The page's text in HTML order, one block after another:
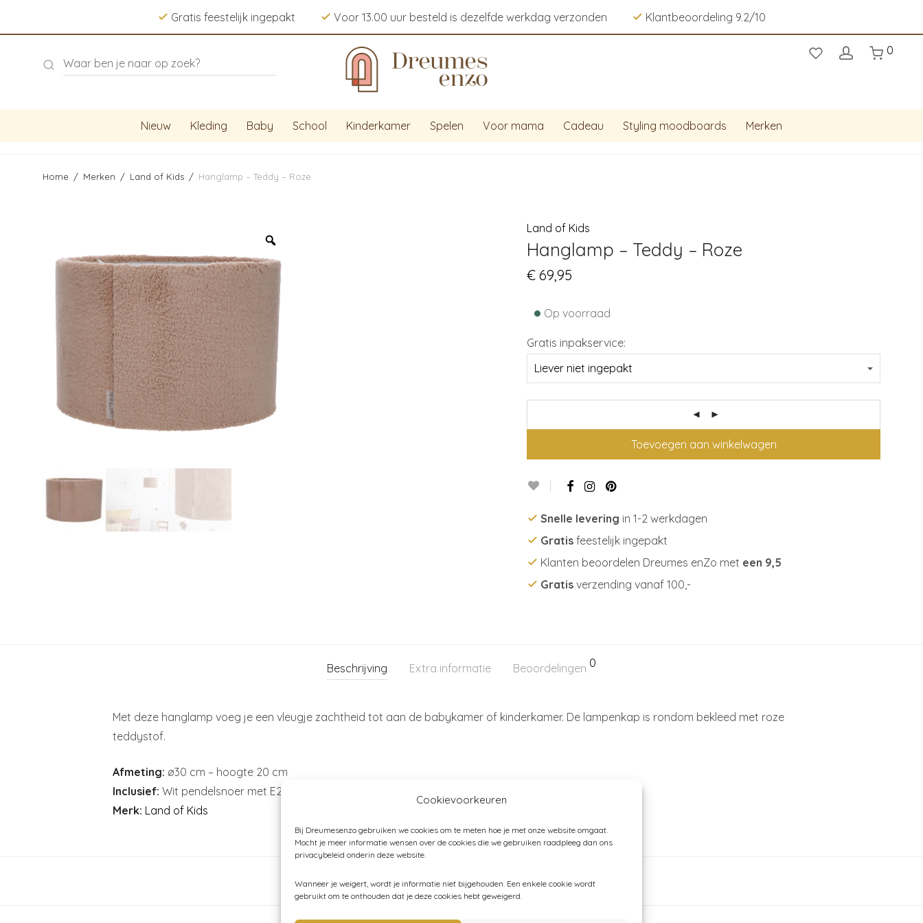
Cookievoorkeuren
Bij Dreumesenzo gebruiken we cookies om te meten hoe je met onze website omgaat.
Mocht je meer informatie wensen over de cookies die we gebruiken raadpleeg dan ons
privacybeleid onderin deze website.
Wanneer je weigert, wordt je informatie niet bijgehouden. Een enkele cookie wordt
gebruikt om te onthouden dat je deze cookies hebt geweigerd.
Gratis feestelijk ingepakt Voor 13.00 uur besteld is dezelfde werkdag verzonden Klantbeoordeling 9.2/10
0
Nieuw Kleding Baby School Kinderkamer Spelen Voor mama Cadeau Styling moodboards Merken
Home / Merken / Land of Kids / Hanglamp – Teddy – Roze
Land of Kids
Hanglamp – Teddy – Roze
€ 69,95
• Op voorraad
Gratis inpakservice:
Toevoegen aan winkelwagen
Snelle levering in 1-2 werkdagen
Gratis feestelijk ingepakt
Klanten beoordelen Dreumes enZo met een 9,5
Gratis verzending vanaf 100,-
Beschrijving Extra informatie Beoordelingen 0
Met deze hanglamp voeg je een vleugje zachtheid tot aan de babykamer of kinderkamer. De lampenkap is rondom bekleed met roze
teddystof.
Afmeting: ø30 cm – hoogte 20 cm
Inclusief: Wit pendelsnoer met E27 fitting.
Merk: Land of Kids
Categorieën: Kinderkamer,Land of Kids,Verlichting